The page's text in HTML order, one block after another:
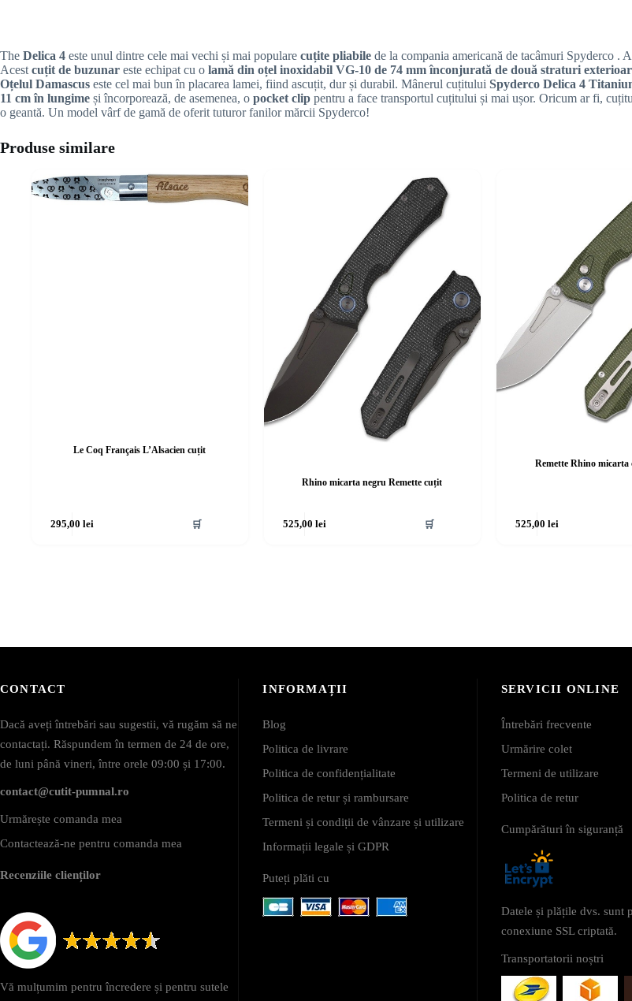
The Delica 4 este unul dintre cele mai vechi și mai populare cuțite pliabile de la compania americană de tacâmuri Spyderco .
Acest cuțit de buzunar este echipat cu o lamă din oțel inoxidabil VG-10 de 74 mm înconjurată de două straturi
Oțelul Damascus este cel mai bun în placarea lamei, fiind ascuțit, dur și durabil. Mânerul cuțitului Spyderco Delica 4
11 cm în lungime și încorporează, de asemenea, o pocket clip pentru a face transportul cuțitului și mai ușor. Oricum ar fi,
o geantă. Un model vârf de gamă de oferit tuturor fanilor mărcii Spyderco!
Produse similare
Le Coq Français L’Alsacien cuțit
295,00lei 🛒
Rhino micarta negru Remette cuțit
525,00lei 🛒
Remette Rhino micarta
525,00 lei
CONTACT
Dacă aveți întrebări sau sugestii, vă rugăm să ne
contactați. Răspundem în termen de 24 de ore,
de luni până vineri, între orele 09:00 și 17:00.
contact@cutit-pumnal.ro
Urmărește comanda mea
Contactează-ne pentru comanda mea
Recenziile clienților
Vă mulțumim pentru încredere și pentru sutele
INFORMAȚII
Blog
Politica de livrare
Politica de confidențialitate
Politica de retur și rambursare
Termeni și condiții de vânzare și utilizare
Informații legale și GDPR
Puteți plăti cu
SERVICII ONLINE
Întrebări frecvente
Urmărire colet
Termeni de utilizare
Politica de retur
Cumpărături în siguranță
Datele și plățile dvs. sunt
conexiune SSL criptată.
Transportatorii noștri